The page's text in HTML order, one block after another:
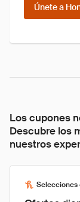
Únete a
Los cupones
Descubre los
nuestros
Selecciones